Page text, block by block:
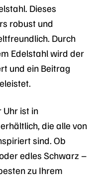
Dieses
robust und
Durch
Edelstahl wird der
und ein Beitrag
ist in
die alle von
sind. Ob
edles Schwarz –
zu Ihrem